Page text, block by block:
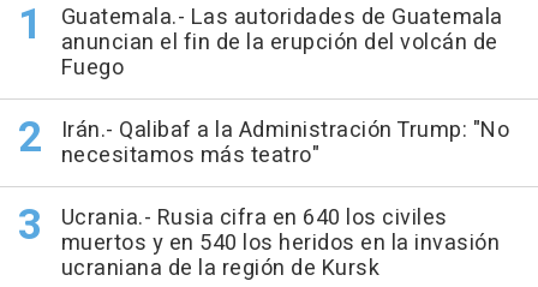
Guatemala.- Las autoridades de Guatemala
anuncian el fin de la erupción del volcán de
Fuego
Irán.- Qalibaf a la Administración Trump: "No
necesitamos más teatro"
Ucrania.- Rusia cifra en 640 los civiles
muertos y en 540 los heridos en la invasión
ucraniana de la región de Kursk